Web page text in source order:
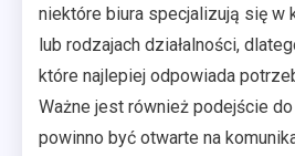
niektóre biura specjalizują się w
lub rodzajach działalności,
które najlepiej odpowiada
Ważne jest również podejście
powinno być otwarte na